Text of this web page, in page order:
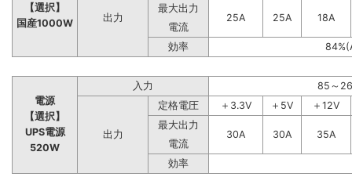
【選択】
国産1000W
出力
最大出力
25A
25A
18A
電流
効率
電源
【選択】
UPS電源
520W
入力 85～
出力
定格電圧 ＋3.3V ＋5V
＋12V
最大出力
30A
30A
35A
電流
効率